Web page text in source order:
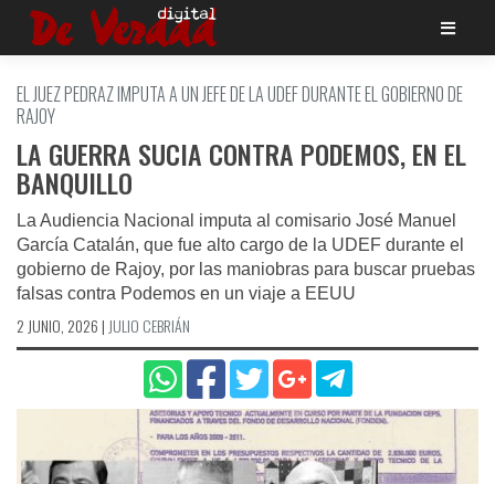
Saltar
EL JUEZ PEDRAZ IMPUTA A UN JEFE DE LA UDEF DURANTE EL GOBIERNO DE
RAJOY
LA GUERRA SUCIA CONTRA PODEMOS, EN EL
BANQUILLO
La Audiencia Nacional imputa al comisario José Manuel
García Catalán, que fue alto cargo de la UDEF durante el
gobierno de Rajoy, por las maniobras para buscar pruebas
falsas contra Podemos en un viaje a EEUU
2 JUNIO, 2026 | JULIO CEBRIÁN